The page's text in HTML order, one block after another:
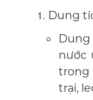
Dung
nước
trong
trại,